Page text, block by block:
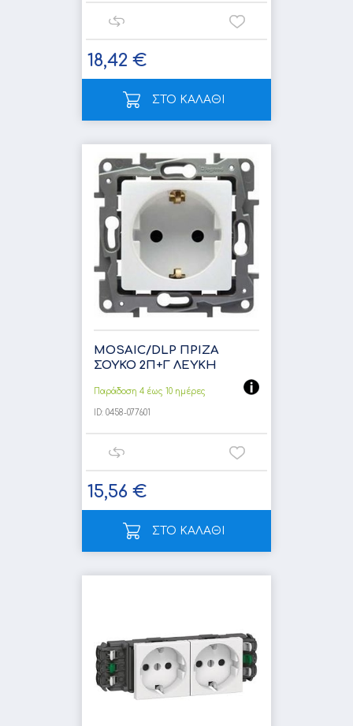
18,42 €
ΣΤΟ ΚΑΛΑΘΙ
MOSAIC/DLP ΠΡΙΖΑ
ΣΟΥΚΟ 2Π+Γ ΛΕΥΚΗ
Παράδοση 4 έως 10 ημέρες
ID: 0458-077601
15,56 €
ΣΤΟ ΚΑΛΑΘΙ